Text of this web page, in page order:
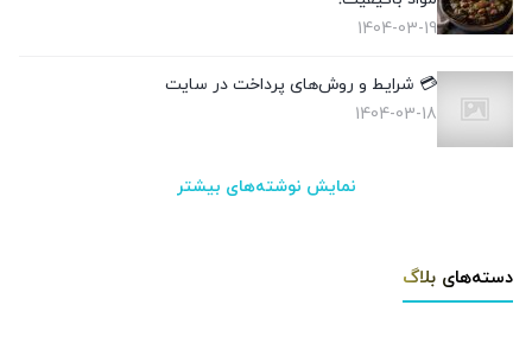
1404-03-19
💳 شرایط و روش‌های پرداخت در سایت
1404-03-18
نمایش نوشته‌های بیشتر
دسته‌های بلاگ